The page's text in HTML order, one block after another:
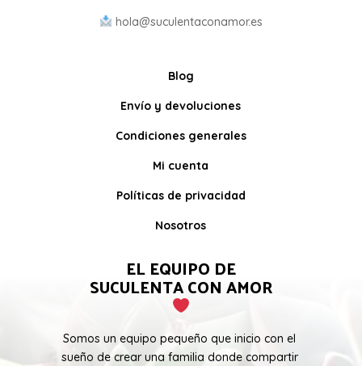
hola@suculentaconamor.es
Blog
Envío y devoluciones
Condiciones generales
Mi cuenta
Políticas de privacidad
Nosotros
EL EQUIPO DE
SUCULENTA CON AMOR
Somos un equipo pequeño que inicio con el
sueño de crear una familia donde compartir